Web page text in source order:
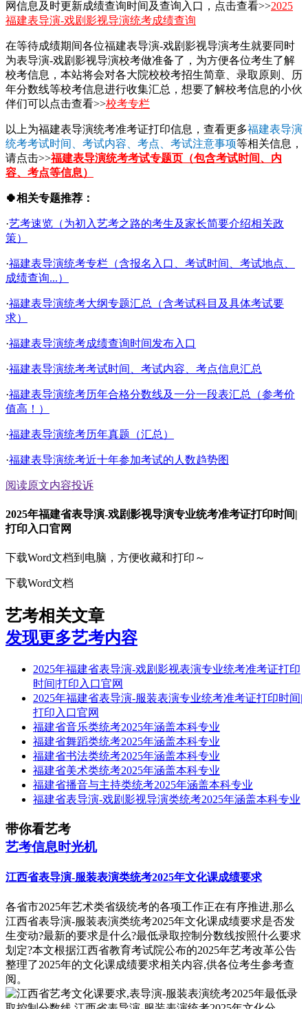
网信息及时更新成绩查询时间及查询入口，点击查看>>2025
福建表导演-戏剧影视导演统考成绩查询
在等待成绩期间各位福建表导演-戏剧影视导演考生就要同时
为表导演-戏剧影视导演校考做准备了，为方便各位考生了解
校考信息，本站将会对各大院校校考招生简章、录取原则、历
年分数线等校考信息进行收集汇总，想要了解校考信息的小伙
伴们可以点击查看>>校考专栏
以上为福建表导演统考准考证打印信息，查看更多福建表导演
统考考试时间、考试内容、考点、考试注意事项等相关信息，
请点击>>福建表导演统考考试专题页（包含考试时间、内
容、考点等信息）
🍀相关专题推荐：
·艺考速览（为初入艺考之路的考生及家长简要介绍相关政
策）
·福建表导演统考专栏（含报名入口、考试时间、考试地点、
成绩查询...）
·福建表导演统考大纲专题汇总（含考试科目及具体考试要
求）
·福建表导演统考成绩查询时间发布入口
·福建表导演统考考试时间、考试内容、考点信息汇总
·福建表导演统考历年合格分数线及一分一段表汇总（参考价
值高！）
·福建表导演统考历年真题（汇总）
·福建表导演统考近十年参加考试的人数趋势图
阅读原文内容投诉
2025年福建省表导演-戏剧影视导演专业统考准考证打印时间|
打印入口官网
下载Word文档到电脑，方便收藏和打印～
下载Word文档
艺考相关文章
发现更多艺考内容
2025年福建省表导演-戏剧影视表演专业统考准考证打印
时间|打印入口官网
2025年福建省表导演-服装表演专业统考准考证打印时间|
打印入口官网
福建省音乐类统考2025年涵盖本科专业
福建省舞蹈类统考2025年涵盖本科专业
福建省书法类统考2025年涵盖本科专业
福建省美术类统考2025年涵盖本科专业
福建省播音与主持类统考2025年涵盖本科专业
福建省表导演-戏剧影视导演类统考2025年涵盖本科专业
带你看艺考
艺考信息时光机
江西省表导演-服装表演类统考2025年文化课成绩要求
各省市2025年艺术类省级统考的各项工作正在有序推进,那么
江西省表导演-服装表演类统考2025年文化课成绩要求是否发
生变动?最新的要求是什么?最低录取控制分数线按照什么要求
划定?本文根据江西省教育考试院公布的2025年艺考改革公告
整理了2025年的文化课成绩要求相关内容,供各位考生参考查
阅。